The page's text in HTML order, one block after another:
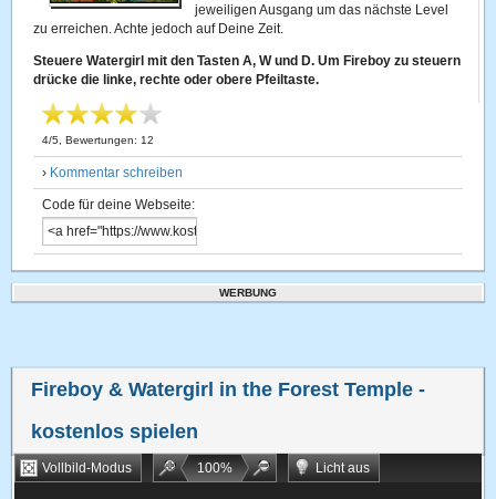
jeweiligen Ausgang um das nächste Level
zu erreichen. Achte jedoch auf Deine Zeit.
Steuere Watergirl mit den Tasten A, W und D. Um Fireboy zu steuern
drücke die linke, rechte oder obere Pfeiltaste.
4/5 , Bewertungen: 12
› Kommentar schreiben
Code für deine Webseite:
WERBUNG
Fireboy & Watergirl in the Forest Temple -
kostenlos spielen
Vollbild-Modus 100%
Licht aus